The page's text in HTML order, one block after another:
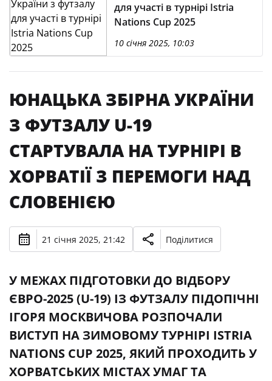
для участі в турнірі Istria
Nations Cup 2025
10 січня 2025, 10:03
ЮНАЦЬКА ЗБІРНА УКРАЇНИ
З ФУТЗАЛУ U-19
СТАРТУВАЛА НА ТУРНІРІ В
ХОРВАТІЇ З ПЕРЕМОГИ НАД
СЛОВЕНІЄЮ
21 січня 2025, 21:42 Поділитися
У МЕЖАХ ПІДГОТОВКИ ДО ВІДБОРУ
ЄВРО-2025 (U-19) ІЗ ФУТЗАЛУ ПІДОПІЧНІ
ІГОРЯ МОСКВИЧОВА РОЗПОЧАЛИ
ВИСТУП НА ЗИМОВОМУ ТУРНІРІ ISTRIA
NATIONS CUP 2025, ЯКИЙ ПРОХОДИТЬ У
ХОРВАТСЬКИХ МІСТАХ УМАГ ТА